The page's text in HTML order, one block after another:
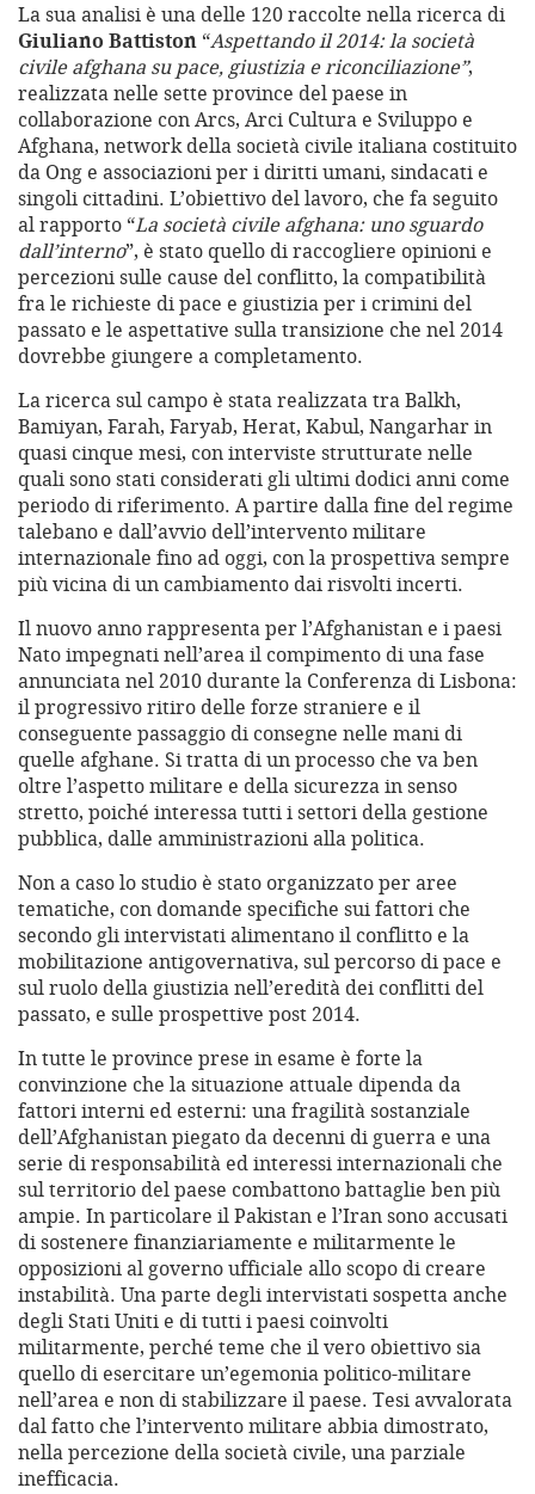
La sua analisi è una delle 120 raccolte nella ricerca di
Giuliano Battiston “Aspettando il 2014: la società
civile afghana su pace, giustizia e riconciliazione”,
realizzata nelle sette province del paese in
collaborazione con Arcs, Arci Cultura e Sviluppo e
Afghana, network della società civile italiana costituito
da Ong e associazioni per i diritti umani, sindacati e
singoli cittadini. L’obiettivo del lavoro, che fa seguito
al rapporto “La società civile afghana: uno sguardo
dall’interno”, è stato quello di raccogliere opinioni e
percezioni sulle cause del conflitto, la compatibilità
fra le richieste di pace e giustizia per i crimini del
passato e le aspettative sulla transizione che nel 2014
dovrebbe giungere a completamento.
La ricerca sul campo è stata realizzata tra Balkh,
Bamiyan, Farah, Faryab, Herat, Kabul, Nangarhar in
quasi cinque mesi, con interviste strutturate nelle
quali sono stati considerati gli ultimi dodici anni come
periodo di riferimento. A partire dalla fine del regime
talebano e dall’avvio dell’intervento militare
internazionale fino ad oggi, con la prospettiva sempre
più vicina di un cambiamento dai risvolti incerti.
Il nuovo anno rappresenta per l’Afghanistan e i paesi
Nato impegnati nell’area il compimento di una fase
annunciata nel 2010 durante la Conferenza di Lisbona:
il progressivo ritiro delle forze straniere e il
conseguente passaggio di consegne nelle mani di
quelle afghane. Si tratta di un processo che va ben
oltre l’aspetto militare e della sicurezza in senso
stretto, poiché interessa tutti i settori della gestione
pubblica, dalle amministrazioni alla politica.
Non a caso lo studio è stato organizzato per aree
tematiche, con domande specifiche sui fattori che
secondo gli intervistati alimentano il conflitto e la
mobilitazione antigovernativa, sul percorso di pace e
sul ruolo della giustizia nell’eredità dei conflitti del
passato, e sulle prospettive post 2014.
In tutte le province prese in esame è forte la
convinzione che la situazione attuale dipenda da
fattori interni ed esterni: una fragilità sostanziale
dell’Afghanistan piegato da decenni di guerra e una
serie di responsabilità ed interessi internazionali che
sul territorio del paese combattono battaglie ben più
ampie. In particolare il Pakistan e l’Iran sono accusati
di sostenere finanziariamente e militarmente le
opposizioni al governo ufficiale allo scopo di creare
instabilità. Una parte degli intervistati sospetta anche
degli Stati Uniti e di tutti i paesi coinvolti
militarmente, perché teme che il vero obiettivo sia
quello di esercitare un’egemonia politico-militare
nell’area e non di stabilizzare il paese. Tesi avvalorata
dal fatto che l’intervento militare abbia dimostrato,
nella percezione della società civile, una parziale
inefficacia.